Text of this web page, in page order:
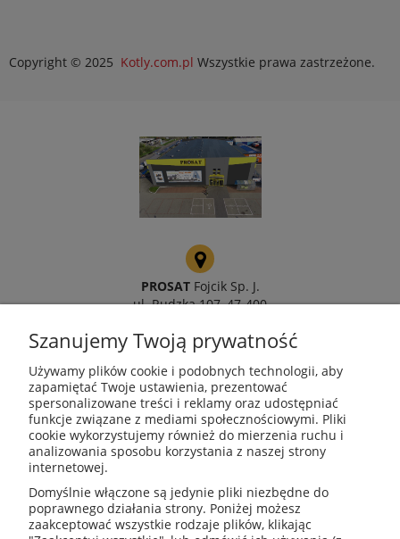
Copyright © 2025 Kotly.com.pl Wszystkie prawa zastrzeżone.
PROSATFojcik Sp. J.
ul. Rudzka 107, 47-400
kotly@kotly.com.pl
+48 32 419 01 20
Szanujemy Twoją prywatność
Używamy plików cookie i podobnych technologii, aby
zapamiętać Twoje ustawienia, prezentować
spersonalizowane treści i reklamy oraz udostępniać
funkcje związane z mediami społecznościowymi. Pliki
cookie wykorzystujemy również do mierzenia ruchu i
analizowania sposobu korzystania z naszej strony
internetowej.
Domyślnie włączone są jedynie pliki niezbędne do
poprawnego działania strony. Poniżej możesz
zaakceptować wszystkie rodzaje plików, klikając